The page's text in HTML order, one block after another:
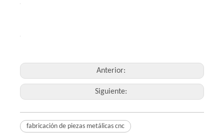
Anterior:
Siguiente:
fabricación de piezas metálicas cnc